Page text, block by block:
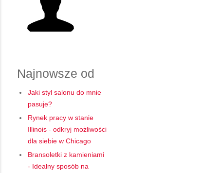
Najnowsze od
Jaki styl salonu do mnie
pasuje?
Rynek pracy w stanie
Illinois - odkryj możliwości
dla siebie w Chicago
Bransoletki z kamieniami
- Idealny sposób na